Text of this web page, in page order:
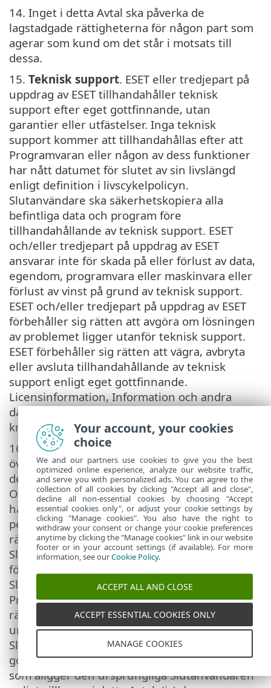
14. Inget i detta Avtal ska påverka de
lagstadgade rättigheterna för någon part som
agerar som kund om det står i motsats till
dessa.
15. Teknisk support. ESET eller tredjepart på
uppdrag av ESET tillhandahåller teknisk
support efter eget gottfinnande, utan
garantier eller utfästelser. Inga teknisk
support kommer att tillhandahållas efter att
Programvaran eller någon av dess funktioner
har nått datumet för slutet av sin livslängd
enligt definition i livscykelpolicyn.
Slutanvändare ska säkerhetskopiera alla
befintliga data och program före
tillhandahållande av teknisk support. ESET
och/eller tredjepart på uppdrag av ESET
ansvarar inte för skada på eller förlust av data,
egendom, programvara eller maskinvara eller
förlust av vinst på grund av teknisk support.
ESET och/eller tredjepart på uppdrag av ESET
förbehåller sig rätten att avgöra om lösningen
av problemet ligger utanför teknisk support.
ESET förbehåller sig rätten att vägra, avbryta
eller avsluta tillhandahållande av teknisk
support enligt eget gottfinnande.
Licensinformation, Information och andra
data i enlighet med Sekretesspolicyn kan
krävas för att tillhandahålla teknisk support.
16.
Överföring av licensen
överföras från en dator till en annan, om
detta inte strider mot villkoren i detta Avtal.
Om det inte strider mot villkoren i detta Avtal
har Slutanvändaren rätt att endast
permanent överföra Licensen och alla
rättigheter i detta Avtal till en annan
Slutanvändare med Leverantörens tillstånd,
förutsatt att (i) den ursprungliga
Slutanvändaren inte behåller kopior av
Programvaran, (ii) överföringen av
rättigheterna ska vara direkt, dvs. från den
ursprungliga Slutanvändaren till den nya
Slutanvändaren, (iii) den nya Slutanvändaren
godkänner alla rättigheter och skyldigheter
som åligger den ursprungliga Slutanvändaren
Your account, your cookies
choice
We and our partners use cookies to give you the best
optimized online experience, analyze our website traffic,
and serve you with personalized ads. You can agree to the
collection of all cookies by clicking "Accept all and close",
decline all non-essential cookies by choosing "Accept
essential cookies only", or adjust your cookie settings by
clicking "Manage cookies". You also have the right to
withdraw your consent or change your cookie preferences
anytime by clicking the "Manage cookies" link in our website
footer or in your account settings (if available). For more
information, see ourCookie Policy.
ACCEPT ALL AND CLOSE
ACCEPT ESSENTIAL COOKIES ONLY
MANAGE COOKIES